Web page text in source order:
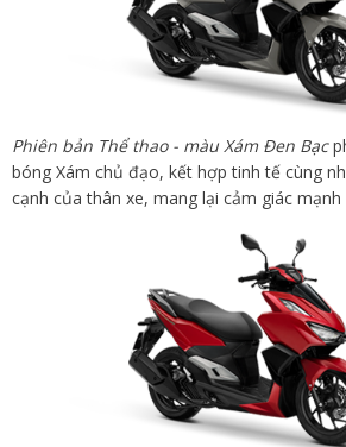
Phiên bản Thể thao - màu Xám Đen Bạc
bóng Xám chủ đạo, kết hợp tinh tế cùng
cạnh của thân xe, mang lại cảm giác